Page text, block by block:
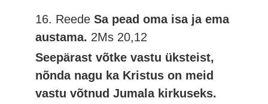
16. ReedeSa pead oma isa ja ema
austama. 2Ms 20,12
Seepärast võtke vastu üksteist,
nõnda nagu ka Kristus on meid
vastu võtnud Jumala kirkuseks.